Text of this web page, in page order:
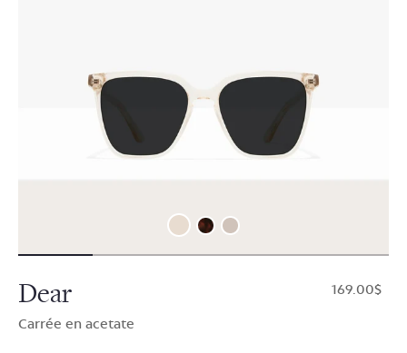
Dear
Carrée en acetate
$169.00